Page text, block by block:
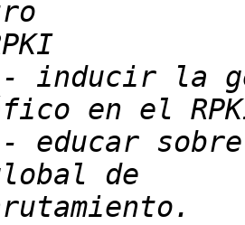
- inducir la
- educar